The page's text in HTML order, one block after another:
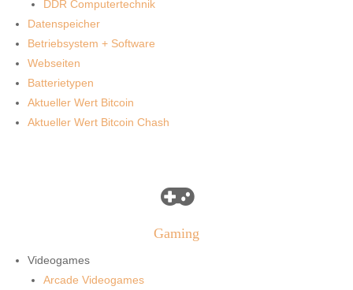
DDR Computertechnik
Datenspeicher
Betriebsystem + Software
Webseiten
Batterietypen
Aktueller Wert Bitcoin
Aktueller Wert Bitcoin Chash
Gaming
Videogames
Arcade Videogames